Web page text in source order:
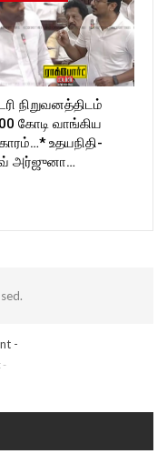
நிறுவனத்திடம்
கோடி வாங்கிய
உதயநிதி-
அர்ஜுனா…
-